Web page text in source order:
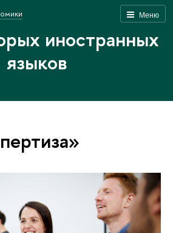
Меню
иностранных
языков